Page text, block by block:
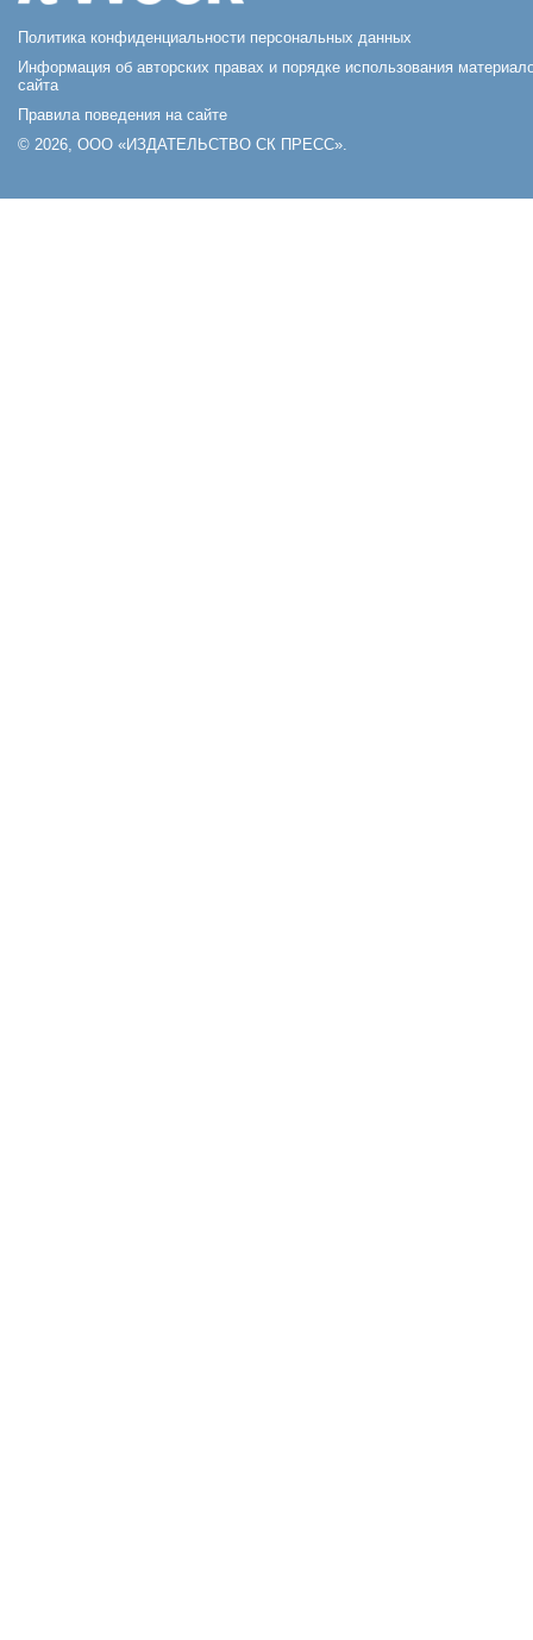
Политика конфиденциальности персональных данных
Информация об авторских правах и порядке использования
сайта
Правила поведения на сайте
© 2026, ООО «ИЗДАТЕЛЬСТВО СК ПРЕСС».